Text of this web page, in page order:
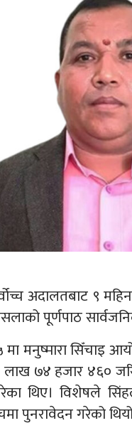
सर्वोच्च अदालतबाट ९
पूर्णपाठ
सिँचाइ
७४ हजार ४६०
थिए। विशेषले
पुनरावेदन गरेको